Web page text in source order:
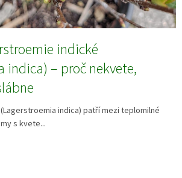
indické
indica) – proč nekvete,
indica) patří mezi teplomilné
s kvete...